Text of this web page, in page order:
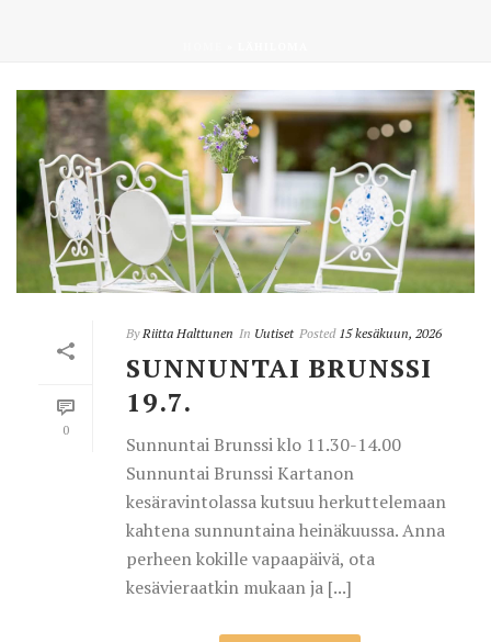
0
By Riitta Halttunen In Uutiset Posted 15 kesäkuun, 2026
SUNNUNTAI BRUNSSI
19.7.
Sunnuntai Brunssi klo 11.30-14.00
Sunnuntai Brunssi Kartanon
kesäravintolassa kutsuu herkuttelemaan
kahtena sunnuntaina heinäkuussa. Anna
perheen kokille vapaapäivä, ota
kesävieraatkin mukaan ja [...]